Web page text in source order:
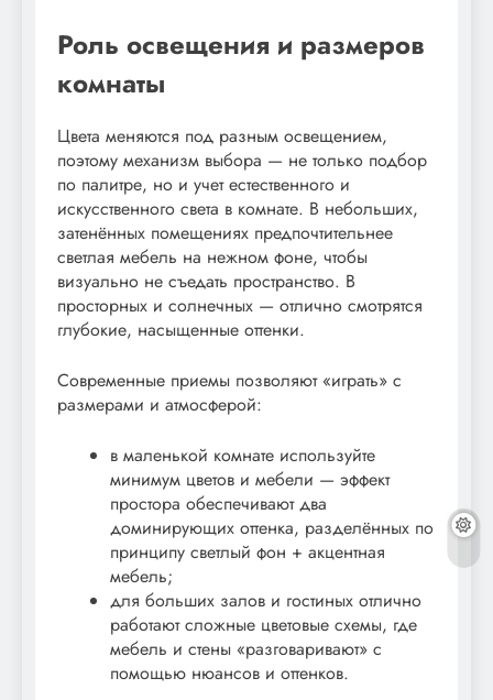
Роль освещения и размеров
комнаты
Цвета меняются под разным освещением,
поэтому механизм выбора — не только подбор
по палитре, но и учет естественного и
искусственного света в комнате. В небольших,
затенённых помещениях предпочтительнее
светлая мебель на нежном фоне, чтобы
визуально не съедать пространство. В
просторных и солнечных — отлично смотрятся
глубокие, насыщенные оттенки.
Современные приемы позволяют «играть» с
размерами и атмосферой:
в маленькой комнате используйте
минимум цветов и мебели — эффект
простора обеспечивают два
доминирующих оттенка, разделённых по
принципу светлый фон + акцентная
мебель;
для больших залов и гостиных отлично
работают сложные цветовые схемы, где
мебель и стены «разговаривают» с
помощью нюансов и оттенков.